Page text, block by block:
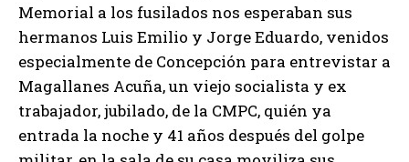
Memorial a los fusilados nos esperaban sus
hermanos Luis Emilio y Jorge Eduardo, venidos
especialmente de Concepción para entrevistar a
Magallanes Acuña, un viejo socialista y ex
trabajador, jubilado, de la CMPC, quién ya
entrada la noche y 41 años después del golpe